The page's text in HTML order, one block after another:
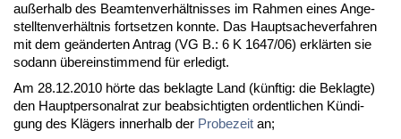
außer­halb des Be­am­ten­verhält­nis­ses im Rah­men ei­nes An­ge­
stell­ten­verhält­nis fort­set­zen konn­te. Das Haupt­sa­che­ver­fah­ren
mit dem geänder­ten An­trag (VG B.: 6 K 1647/06) erklärten sie
so­dann übe­rein­stim­mend für er­le­digt.
Am 28.12.2010 hörte das be­klag­te Land (künf­tig: die Be­klag­te)
den Haupt­per­so­nal­rat zur be­ab­sich­tig­ten or­dent­li­chen Kündi­
gung des Klägers in­ner­halb der Pro­be­zeit an;